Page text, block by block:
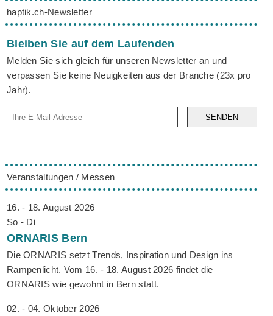
haptik.ch-Newsletter
Bleiben Sie auf dem Laufenden
Melden Sie sich gleich für unseren Newsletter an und
verpassen Sie keine Neuigkeiten aus der Branche (23x pro
Jahr).
SENDEN
Veranstaltungen / Messen
16. - 18. August 2026
So - Di
ORNARIS Bern
Die ORNARIS setzt Trends, Inspiration und Design ins
Rampenlicht. Vom 16. - 18. August 2026 findet die
ORNARIS wie gewohnt in Bern statt.
02. - 04. Oktober 2026